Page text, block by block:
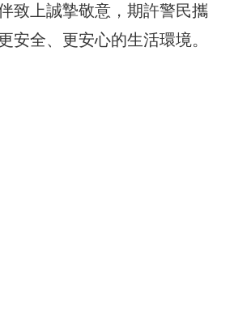
致上誠摯敬意，期許警民攜
安全、更安心的生活環境。